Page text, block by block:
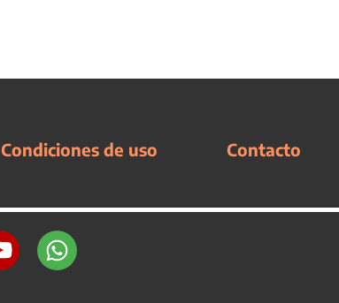
Condiciones de uso Contacto